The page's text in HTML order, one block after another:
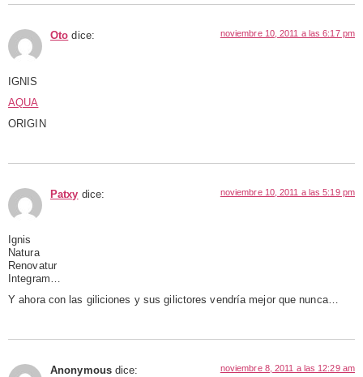
Oto dice: noviembre 10, 2011 a las 6:17 pm
IGNIS
AQUA
ORIGIN
Patxy dice: noviembre 10, 2011 a las 5:19 pm
Ignis
Natura
Renovatur
Integram…
Y ahora con las giliciones y sus gilictores vendría mejor que nunca…
Anonymous dice: noviembre 8, 2011 a las 12:29 am